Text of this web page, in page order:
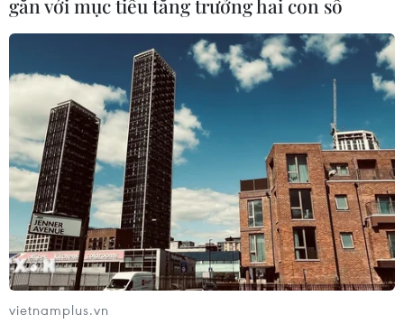
thanh toán thông qua tin nhắn điện thoại di động (SMS).
gắn với mục tiêu tăng trưởng hai con số
vietnamplus.vn